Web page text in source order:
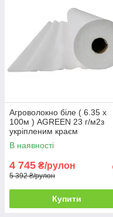
Агроволокно біле ( 6.35 х
100м ) AGREEN 23 г/м2з
укріпленим краєм
В наявності
4 745 ₴/рулон
5 392 ₴/рулон
Купити